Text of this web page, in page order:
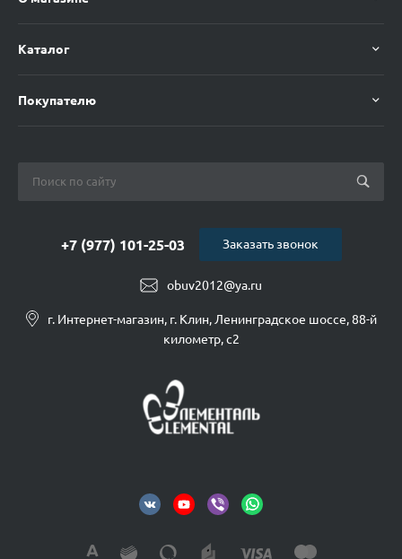
Каталог
Покупателю
obuv2012@ya.ru
+7 (977) 101-25-03
г. Интернет-магазин, г. Клин, Ленинградское шоссе, 88-й
километр, с2
Заказать звонок